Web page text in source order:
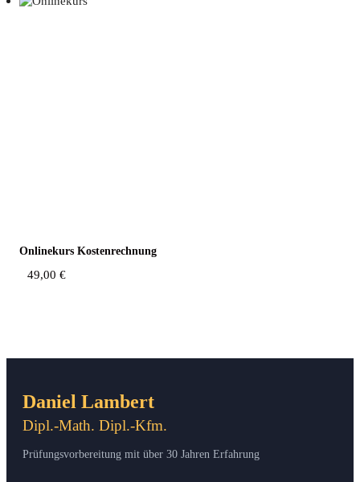
Online­kurs Kostenrechnung
49,00 €
Daniel Lambert
Dipl.-Math. Dipl.-Kfm.
Prüfungsvorbereitung mit über 30 Jahren Erfahrung